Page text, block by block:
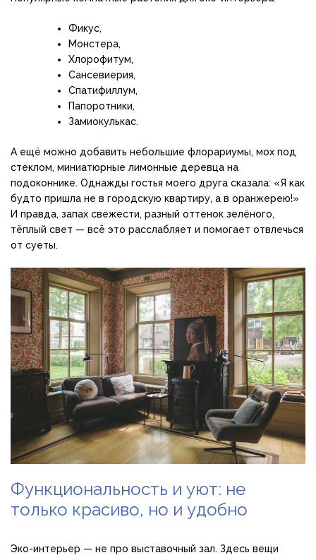
Фикус,
Монстера,
Хлорофитум,
Сансевиерия,
Спатифиллум,
Папоротники,
Замиокулькас.
А ещё можно добавить небольшие флорариумы, мох под
стеклом, миниатюрные лимонные деревца на
подоконнике. Однажды гостья моего друга сказала: «Я как
будто пришла не в городскую квартиру, а в оранжерею!»
И правда, запах свежести, разный оттенок зелёного,
тёплый свет — всё это расслабляет и помогает отвлечься
от суеты.
Функциональность и уют: не
только красиво, но и удобно
Эко-интерьер — не про выставочный зал. Здесь вещи